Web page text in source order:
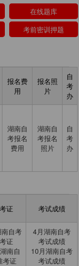
在线题库
考前密训押题
报名费
用
报名照
片
自
考
办
湖南自
考报名
费用
湖南自
考报名
照片
自
考
办
证 考试成绩
自考
证
南自
考证
4月湖南自考
考试成绩
10月湖南自考
考试成绩